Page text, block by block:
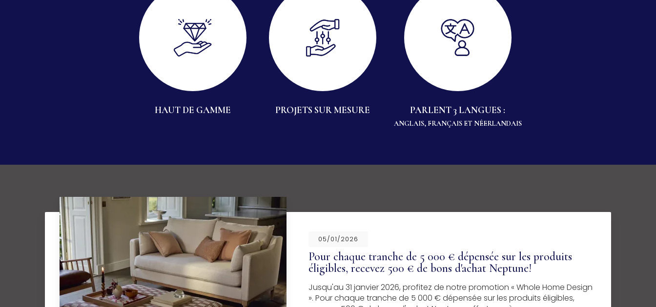
HAUT DE GAMME PROJETS SUR MESURE PARLENT 3 LANGUES :
ANGLAIS, FRANÇAIS ET NÉERLANDAIS
05/01/2026
Pour chaque tranche de 5 000 € dépensée sur les produits
éligibles, recevez 500 € de bons d'achat Neptune!
Jusqu'au 31 janvier 2026, profitez de notre promotion « Whole Home Design
». Pour chaque tranche de 5 000 € dépensée sur les produits éligibles,